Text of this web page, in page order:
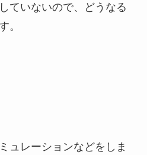
ていないので、どうなる
。
ュレーションなどをしま